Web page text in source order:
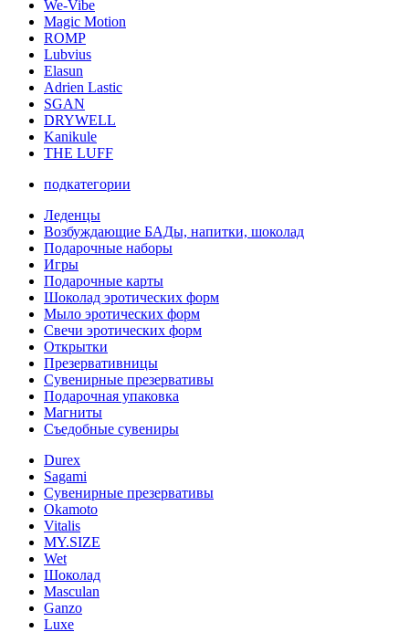
We-Vibe
Magic Motion
ROMP
Lubvius
Elasun
Adrien Lastic
SGAN
DRYWELL
Kanikule
THE LUFF
подкатегории
Леденцы
Возбуждающие БАДы, напитки, шоколад
Подарочные наборы
Игры
Подарочные карты
Шоколад эротических форм
Мыло эротических форм
Свечи эротических форм
Открытки
Презервативницы
Сувенирные презервативы
Подарочная упаковка
Магниты
Съедобные сувениры
Durex
Sagami
Сувенирные презервативы
Okamoto
Vitalis
MY.SIZE
Wet
Шоколад
Masculan
Ganzo
Luxe